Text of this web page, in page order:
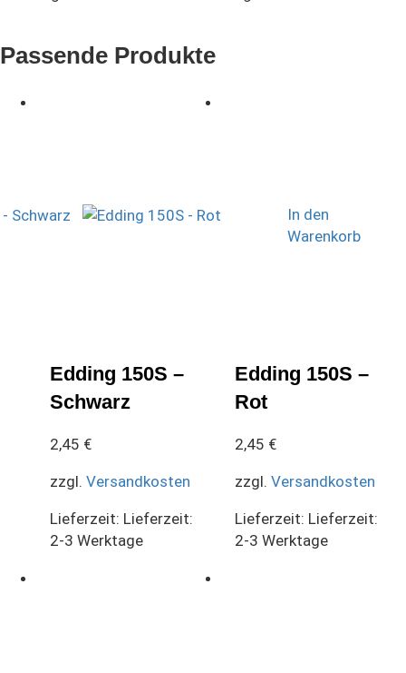
Passende Produkte
In den
Warenkorb
Edding 150S –
Schwarz
2,45 €
zzgl. Versandkosten
Lieferzeit: Lieferzeit:
2-3 Werktage
Edding 150S –
Rot
2,45 €
zzgl. Versandkosten
Lieferzeit: Lieferzeit:
2-3 Werktage